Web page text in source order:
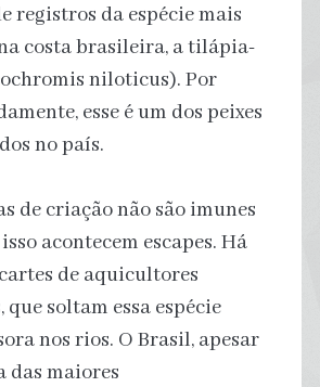
registros da espécie mais
costa brasileira, a tilápia-
niloticus). Por
esse é um dos peixes
no país.
de criação não são imunes
acontecem escapes. Há
de aquicultores
que soltam essa espécie
nos rios. O Brasil, apesar
das maiores